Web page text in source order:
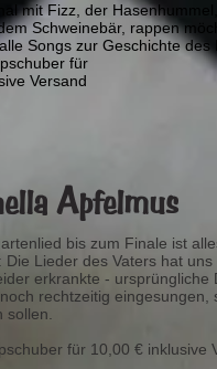
mit Fizz, der
Schweinebär, rappen
Songs zur Geschichte des
für
Versand
Apfelmus
bis zum Finale ist
Die Lieder des Vaters hat
erkrankte - ursprüngliche
rechtzeitig eingesungen,
sollen.
für 10,00 € inklusive